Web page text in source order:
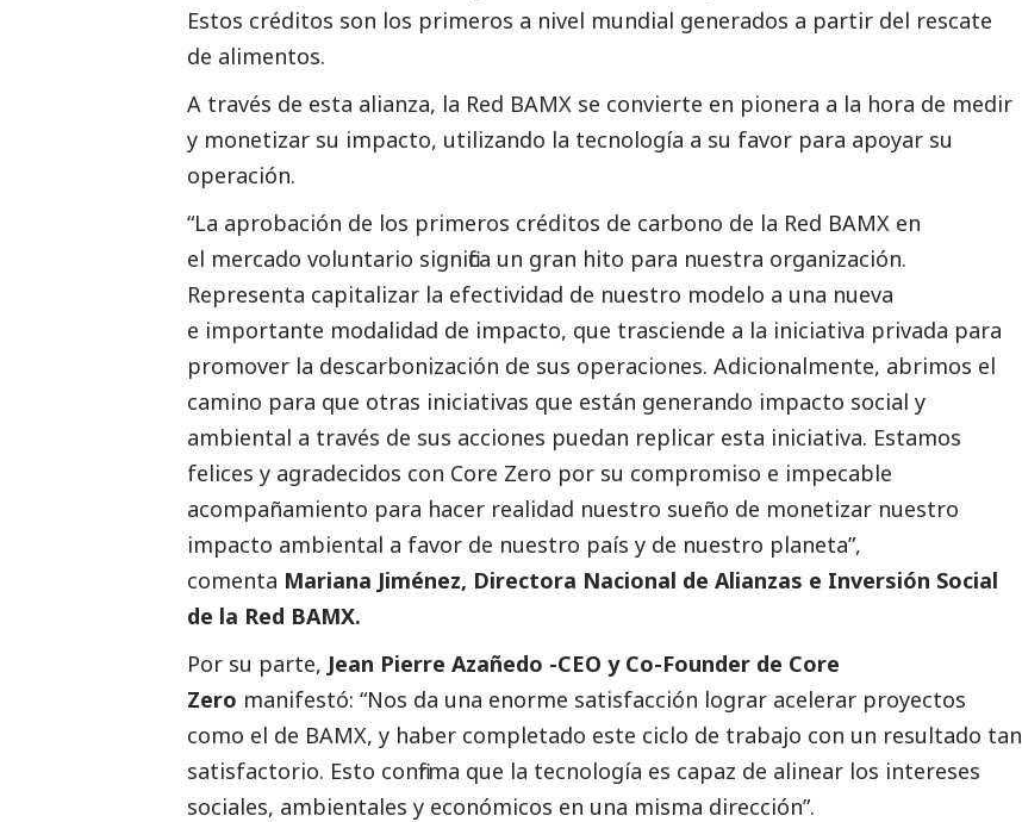
Estos créditos son los primeros a nivel mundial generados a partir del rescate
de alimentos.​
A través de esta alianza, la Red BAMX se convierte en pionera a la hora de medir
y monetizar su impacto, utilizando la tecnología a su favor para apoyar su
operación.
“La aprobación de los primeros créditos de carbono de la Red BAMX en
el mercado voluntario significa un gran hito para nuestra organización.
Representa capitalizar la efectividad de nuestro modelo a una nueva
e importante modalidad de impacto, que trasciende a la iniciativa privada para
promover la descarbonización de sus operaciones. Adicionalmente, abrimos el
camino para que otras iniciativas que están generando impacto social y
ambiental a través de sus acciones puedan replicar esta iniciativa. Estamos
felices y agradecidos con Core Zero por su compromiso e impecable
acompañamiento para hacer realidad nuestro sueño de monetizar nuestro
impacto ambiental a favor de nuestro país y de nuestro planeta”,
comenta Mariana Jiménez, Directora Nacional de Alianzas e Inversión Social
de la Red BAMX.
Por su parte, Jean Pierre Azañedo -CEO y Co-Founder de Core
Zero manifestó: “Nos da una enorme satisfacción lograr acelerar proyectos
como el de BAMX, y haber completado este ciclo de trabajo con un resultado tan
satisfactorio. Esto confirma que la tecnología es capaz de alinear los intereses
sociales, ambientales y económicos en una misma dirección”.